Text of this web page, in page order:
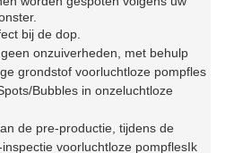
betrekkingen van
en wederzijds voordeel tot stand
ontwikkeling te
contact met me op te nemen als u
injectie, UV coating en